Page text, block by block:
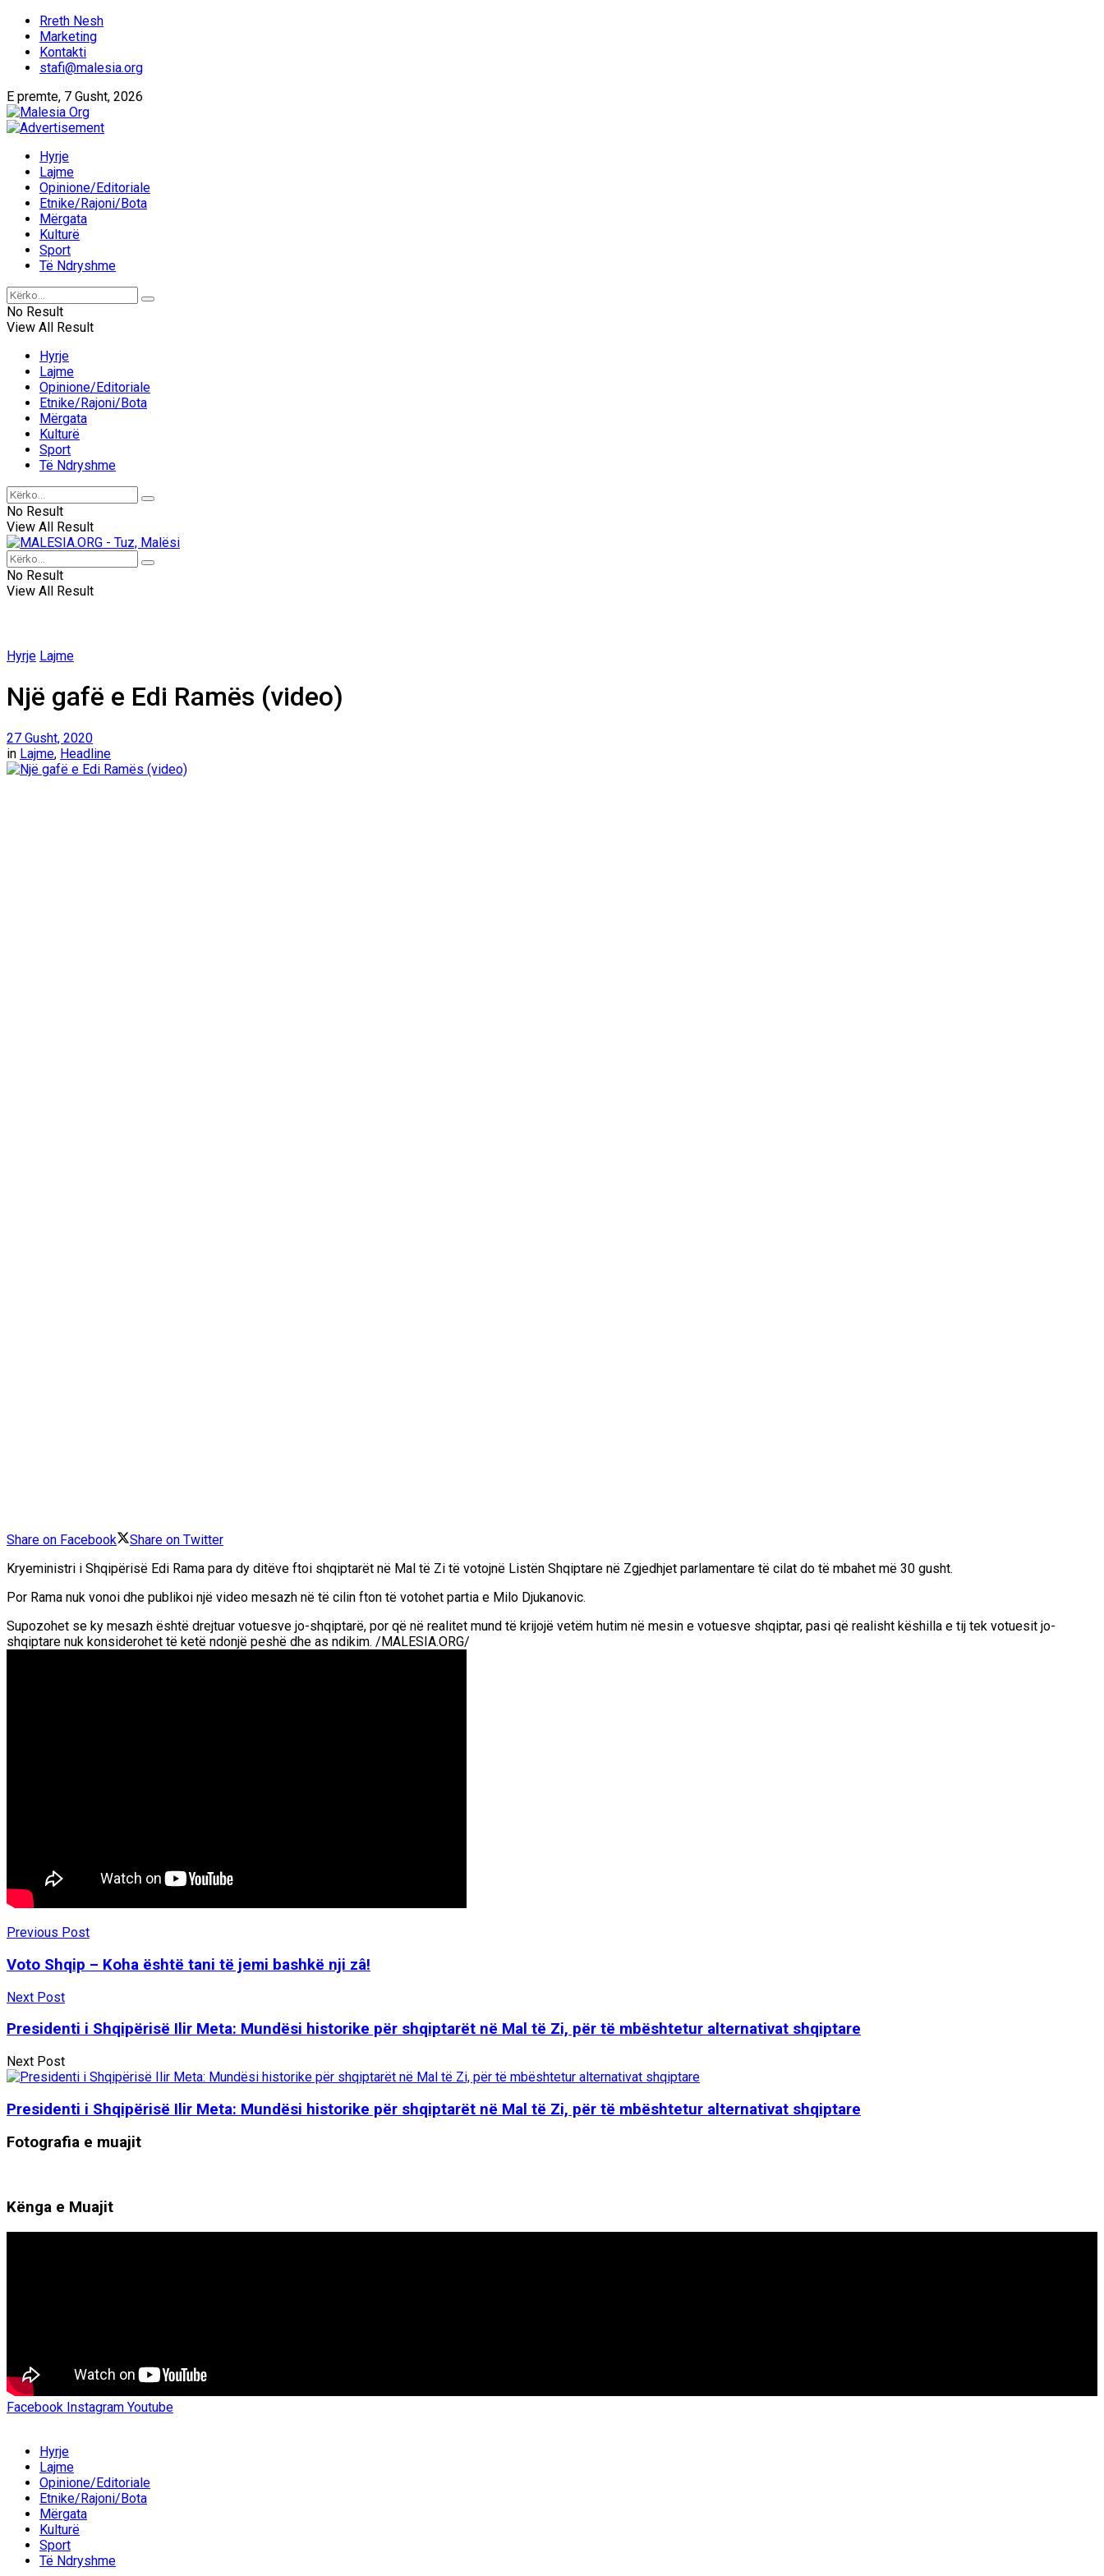
Rreth Nesh
Marketing
Kontakti
stafi@malesia.org
E premte, 7 Gusht, 2026
Hyrje
Lajme
Opinione/Editoriale
Etnike/Rajoni/Bota
Mërgata
Kulturë
Sport
Të Ndryshme
No Result
View All Result
Hyrje
Lajme
Opinione/Editoriale
Etnike/Rajoni/Bota
Mërgata
Kulturë
Sport
Të Ndryshme
No Result
View All Result
No Result
View All Result
Hyrje Lajme
Një gafë e Edi Ramës (video)
27 Gusht, 2020
in Lajme, Headline
Share on Facebook
Share on Twitter
Kryeministri i Shqipërisë Edi Rama para dy ditëve ftoi shqiptarët në Mal të Zi të votojnë Listën Shqiptare në Zgjedhjet parlamentare të cilat do të mbahet më 30 gusht.
Por Rama nuk vonoi dhe publikoi një video mesazh në të cilin fton të votohet partia e Milo Djukanovic.
Supozohet se ky mesazh është drejtuar votuesve jo-shqiptarë, por që në realitet mund të krijojë vetëm hutim në mesin e votuesve shqiptar, pasi që realisht këshilla e tij tek votuesit jo-
shqiptare nuk konsiderohet të ketë ndonjë peshë dhe as ndikim. /MALESIA.ORG/
Previous Post
Voto Shqip – Koha është tani të jemi bashkë nji zâ!
Next Post
Presidenti i Shqipërisë Ilir Meta: Mundësi historike për shqiptarët në Mal të Zi, për të mbështetur alternativat shqiptare
Next Post
Presidenti i Shqipërisë Ilir Meta: Mundësi historike për shqiptarët në Mal të Zi, për të mbështetur alternativat shqiptare
Fotografia e muajit
Kënga e Muajit
Facebook Instagram Youtube
Hyrje
Lajme
Opinione/Editoriale
Etnike/Rajoni/Bota
Mërgata
Kulturë
Sport
Të Ndryshme